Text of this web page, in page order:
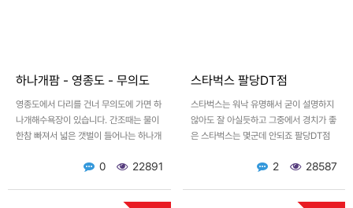
하나개팜 - 영종도 - 무의도
영종도에서 다리를 건너 무의도에 가면 하
나개해수욕장이 있습니다. 간조때는 물이
한참 빠져서 넓은 갯벌이 들어나는 하나개
커피를 즐기고 싶으시… 0 22891
스타벅스 팔당DT점
스타벅스는 워낙 유명해서 굳이 설명하지
않아도 잘 아실듯하고 그중에서 경치가 좋
은 스타벅스는 몇군데 안되죠 팔당DT점
히 노을질무렵이 멋집니…
2 28587